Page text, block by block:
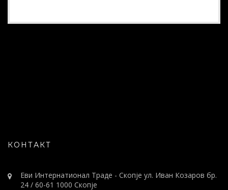
КОНТАКТ
Еви Интернатионал Траде - Скопје ул. Иван Козаров бр.
24 / 60-61 1000 Скопје